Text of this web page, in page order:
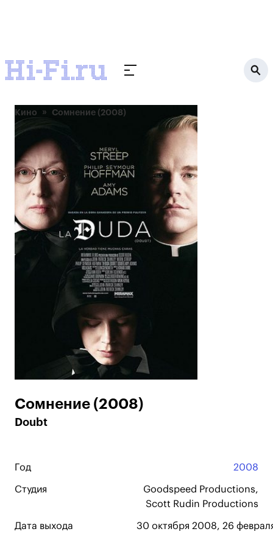
Кино Сомнение (2008)
Сомнение (2008)
Doubt
Год 2008
Студия
Goodspeed Productions,
Scott Rudin Productions
Дата выхода 30 октября 2008, 26